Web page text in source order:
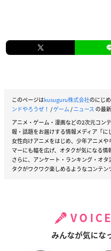
このページはkusuguru株式会社のにじ
ンドやろうぜ！ /ゲーム/ニュース の最
アニメ・ゲーム・漫画などの2次元コン
報・話題をお届けする情報メディア「に
女性向けアニメをはじめ、少年アニメ
マーにも幅を広げ、オタクが気になる情
さらに、アンケート・ランキング・オ
タクがワクワク楽しめるようなコンテン
みんなが気にな